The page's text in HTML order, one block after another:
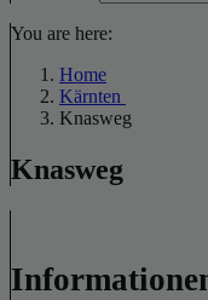
You are here:
Home
Kärnten
Knasweg
Knasweg